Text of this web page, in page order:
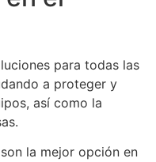
para todas las
a proteger y
así como la
la mejor opción en